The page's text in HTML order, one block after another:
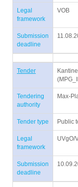
Legal
framework
VOB
Submission
deadline
Tender
Tendering
authority
Max-
Tender type Public
Legal
framework
UVgO/
Submission
deadline